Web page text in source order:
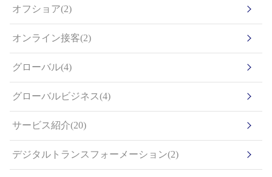
オフショア(2)
オンライン接客(2)
グローバル(4)
グローバルビジネス(4)
サービス紹介(20)
デジタルトランスフォーメーション(2)